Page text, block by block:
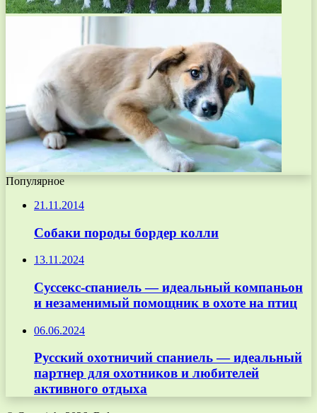
Популярное
21.11.2014
Собаки породы бордер колли
13.11.2024
Суссекс-спаниель — идеальный компаньон
и незаменимый помощник в охоте на птиц
06.06.2024
Русский охотничий спаниель — идеальный
партнер для охотников и любителей
активного отдыха